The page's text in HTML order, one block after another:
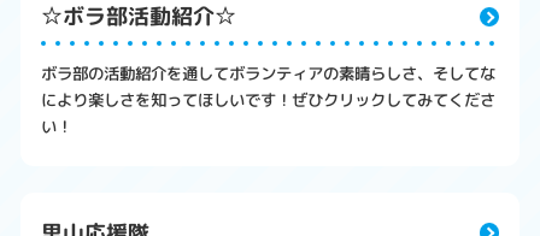
☆ボラ部活動紹介☆
ボラ部の活動紹介を通してボランティアの素晴らしさ、そしてな
により楽しさを知ってほしいです！ぜひクリックしてみてくださ
い！